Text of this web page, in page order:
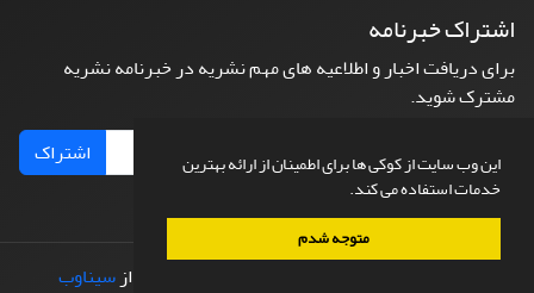
این وب سایت از کوکی ها برای اطمینان از ارائه بهترین
خدمات استفاده می کند.
متوجه شدم
اشتراک خبرنامه
برای دریافت اخبار و اطلاعیه های مهم نشریه در خبرنامه نشریه
مشترک شوید.
اشتراک
طراحی و پیاده سازی از سیناوب